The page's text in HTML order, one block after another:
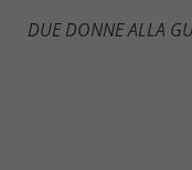
DUE DONNE ALLA